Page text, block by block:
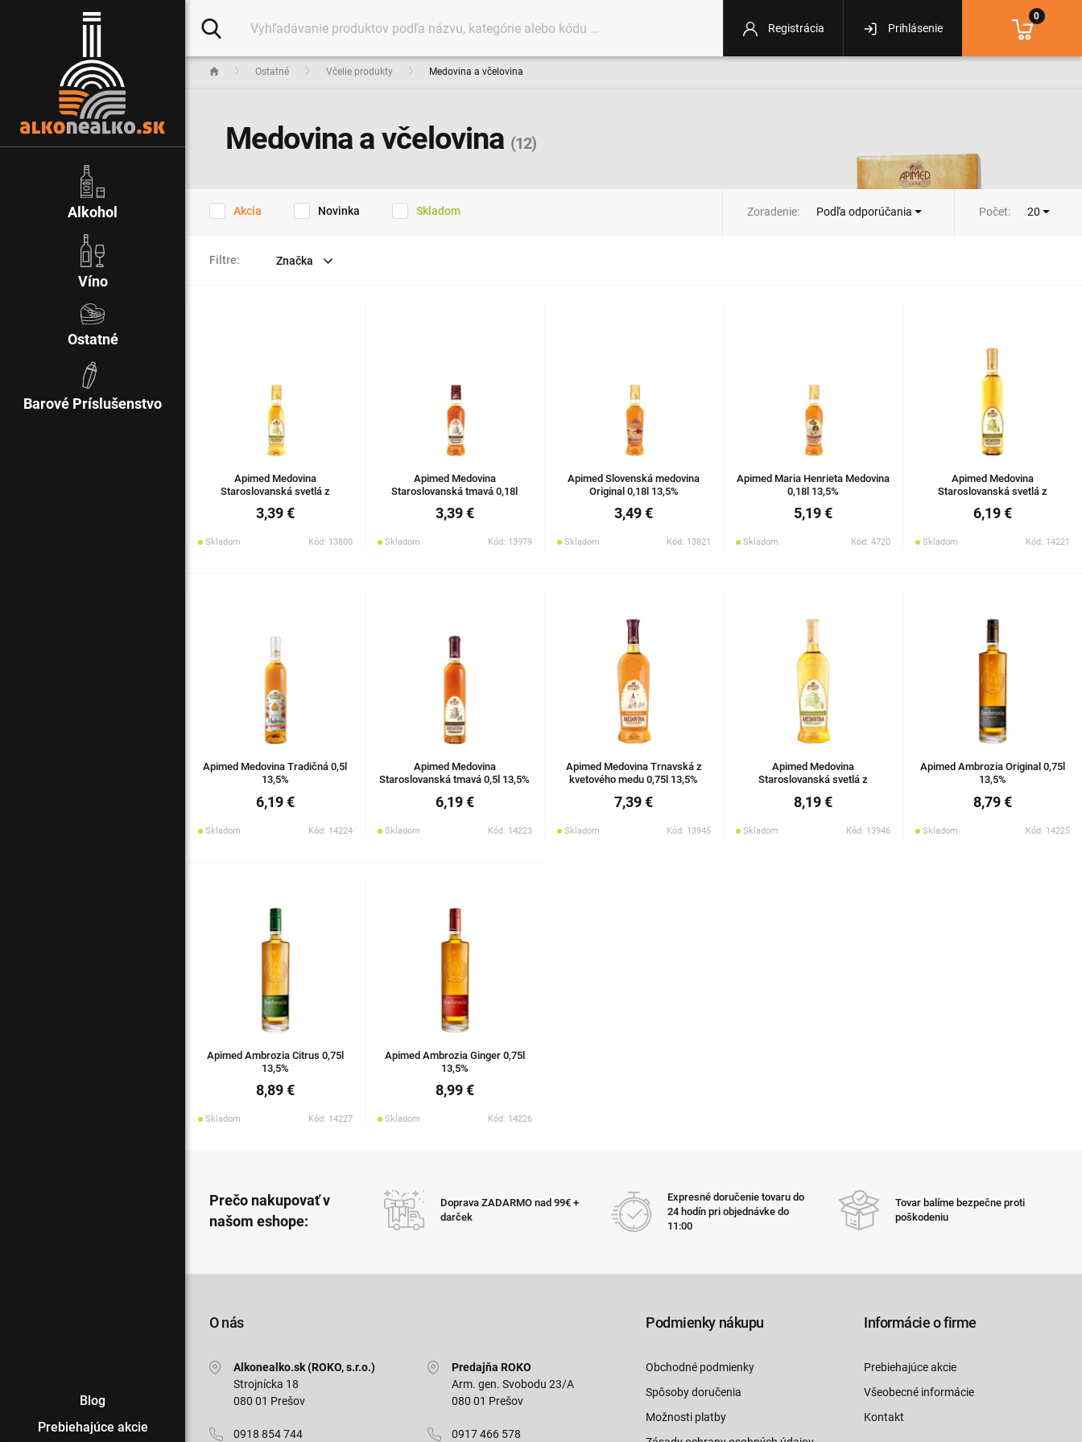
Ostatné Včelie produkty Medovina a včelovina
Medovina a včelovina (12)
Akcia Novinka Skladom Počet: 20
Zoradenie: Podľa odporúčania
Filtre: Značka
Apimed Medovina
Staroslovanská svetlá z
3,39 €
Skladom Kód: 13800
Apimed Medovina
Staroslovanská tmavá 0,18l
3,39 €
Skladom Kód: 13979
Apimed Slovenská medovina
Original 0,18l 13,5%
3,49 €
Skladom Kód: 13821
Apimed Maria Henrieta Medovina
0,18l 13,5%
5,19 €
Skladom Kód: 4720
Apimed Medovina
Staroslovanská svetlá z
6,19 €
Skladom Kód: 14221
Apimed Medovina Tradičná 0,5l
13,5%
6,19 €
Skladom Kód: 14224
Apimed Medovina
Staroslovanská tmavá 0,5l 13,5%
6,19 €
Skladom Kód: 14223
Apimed Medovina Trnavská z
kvetového medu 0,75l 13,5%
7,39 €
Skladom Kód: 13945
Apimed Medovina
Staroslovanská svetlá z
8,19 €
Skladom Kód: 13946
Apimed Ambrozia Original 0,75l
13,5%
8,79 €
Skladom Kód: 14225
Apimed Ambrozia Citrus 0,75l
13,5%
8,89 €
Skladom Kód: 14227
Apimed Ambrozia Ginger 0,75l
13,5%
8,99 €
Skladom Kód: 14226
Prečo nakupovať v
našom eshope:
Doprava ZADARMO nad 99€ +
darček
Expresné doručenie tovaru do
24 hodín pri objednávke do
11:00
Tovar balíme bezpečne proti
poškodeniu
O nás
Alkonealko.sk (ROKO, s.r.o.)
Strojnícka 18
080 01 Prešov
0918 854 744
Predajňa ROKO
Arm. gen. Svobodu 23/A
080 01 Prešov
0917 466 578
Podmienky nákupu
Obchodné podmienky
Spôsoby doručenia
Možnosti platby
Informácie o firme
Prebiehajúce akcie
Všeobecné informácie
Kontakt
Registrácia Prihlásenie
0
Alkohol
Víno
Ostatné
Barové Príslušenstvo
Blog
Prebiehajúce akcie